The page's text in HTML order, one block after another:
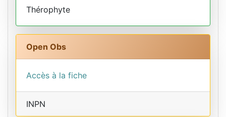
Thérophyte
Open Obs
Accès à la fiche
INPN